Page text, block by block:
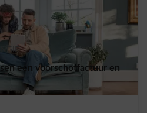
een voorschotfactuur en